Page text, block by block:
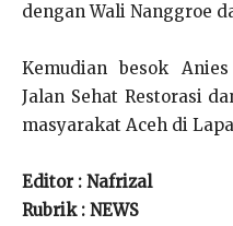
dengan Wali Nanggroe
Kemudian besok
Jalan Sehat Restorasi
masyarakat Aceh di
Editor : Nafrizal
Rubrik : NEWS